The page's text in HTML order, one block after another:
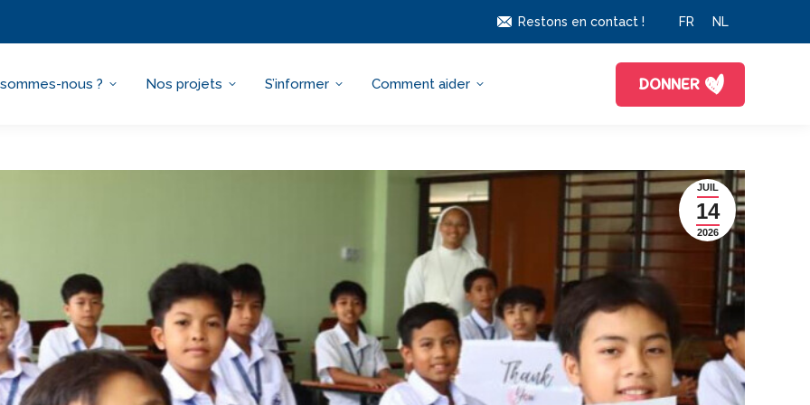
Restons en contact ! FR NL
nous ? Nos projets S’informer Comment aider DONNER
JUIL
14
2026